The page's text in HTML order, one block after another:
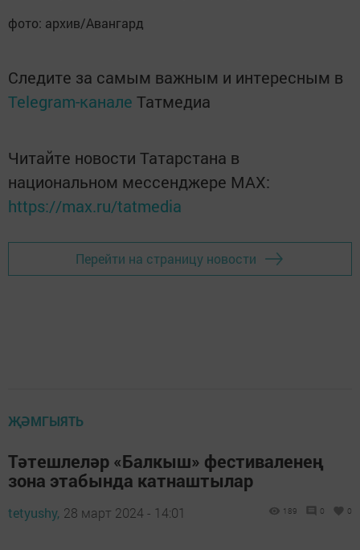
фото: архив/Авангард
Следите за самым важным и интересным в
Telegram-канале Татмедиа
Читайте новости Татарстана в
национальном мессенджере MАХ:
https://max.ru/tatmedia
Перейти на страницу новости
ҖӘМГЫЯТЬ
Тәтешлеләр «Балкыш» фестиваленең
зона этабында катнаштылар
tetyushy, 28 март 2024 - 14:01 189 0 0